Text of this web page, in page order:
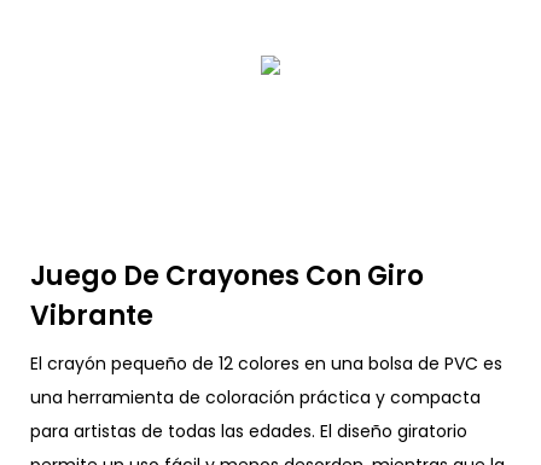
Juego De Crayones Con Giro
Vibrante
El crayón pequeño de 12 colores en una bolsa de PVC es
una herramienta de coloración práctica y compacta
para artistas de todas las edades. El diseño giratorio